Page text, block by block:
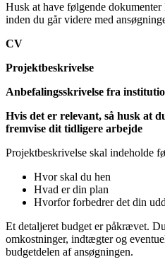
Husk at have følgende dokumenter
inden du går videre med
CV
Projektbeskrivelse
Anbefalingsskrivelse fra
Hvis det er relevant, så husk at
fremvise dit tidligere arbejde
Projektbeskrivelse skal indeholde
Hvor skal du hen
Hvad er din plan
Hvorfor forbedrer det din
Et detaljeret budget er påkrævet.
omkostninger, indtægter og
budgetdelen af ansøgningen.